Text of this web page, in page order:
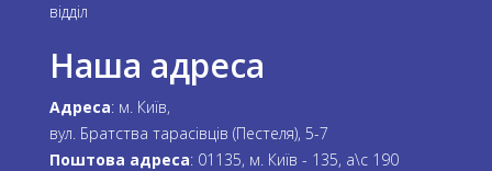
відділ
Наша адреса
Адреса: м. Київ,
вул. Братства тарасівців (Пестеля), 5-7
Поштова адреса: 01135, м. Київ - 135, а\с 190